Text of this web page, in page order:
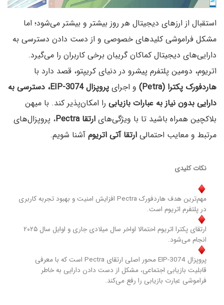
استقبال از ارزهای دیجیتال هر روز بیشتر و بیشتر می‌شود؛ اما
مشکل فراموشی کلیدهای خصوصی و از دست دادن دسترسی به
دارایی‌های دیجیتال کماکان گریبان‌ برخی کاربران را می‌گیرد.
اتریوم، دومین پلتفرم پیشرو در دنیای کریپتو، قصد دارد با
هاردفورک پکترا (Petra)
و اجرای
پروپزال EIP-3074، دسترسی به
دارایی بدون نیاز به عبارات بازیابی را امکان‌پذیر کند. با میهن
بلاکچین همراه باشید تا با ویژگی‌های ارتقا Pectra
، پروپزال‌های
مرتبط و معایب احتمالی ارتقا آتی اتریوم آشنا شویم.
نکات کلیدی
مهم‌ترین هدف هاردفورک Pectra افزایش امنیت و بهبود تجربه کاربری
در پلتفرم اتریوم است.
ارتقای پکترا اتریوم احتمالا اواخر سال میلادی جاری و اوایل سال ۲۰۲۵
انجام می‌شود.
پروپزال EIP-3074 محور اصلی ارتقای Pectra است که با معرفی
قابلیت بازیابی اجتماعی، مشکل از دست دادن دارایی به خاطر
فراموشی عبارت بازیابی را رفع می‌کند.